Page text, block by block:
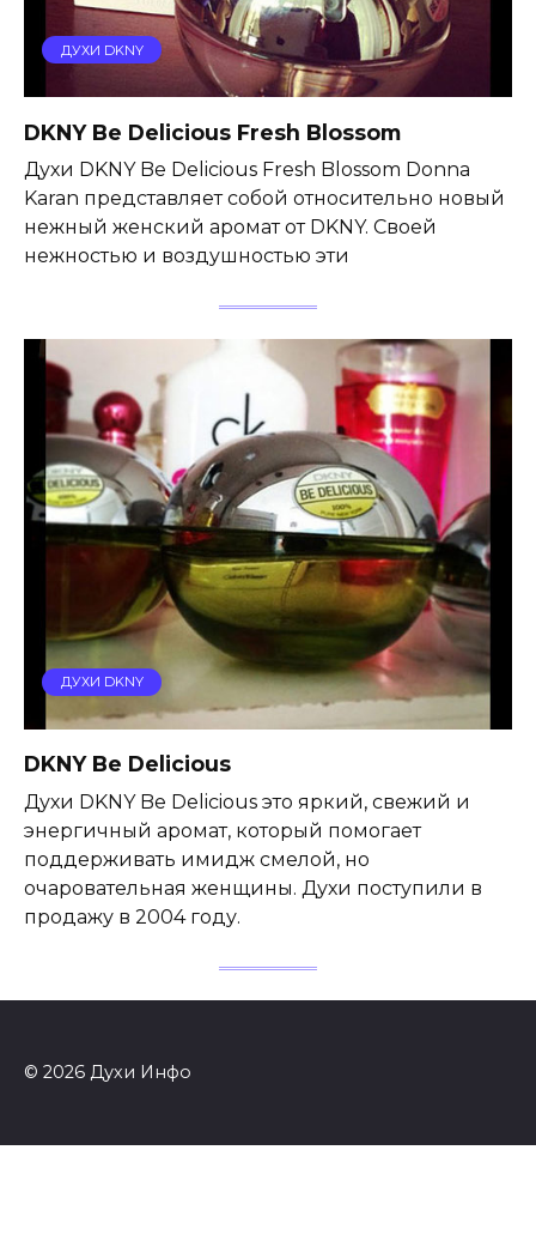
ДУХИ DKNY
DKNY Be Delicious Fresh Blossom
Духи DKNY Be Delicious Fresh Blossom Donna
Karan представляет собой относительно новый
нежный женский аромат от DKNY. Своей
нежностью и воздушностью эти
ДУХИ DKNY
DKNY Be Delicious
Духи DKNY Be Delicious это яркий, свежий и
энергичный аромат, который помогает
поддерживать имидж смелой, но
очаровательная женщины. Духи поступили в
продажу в 2004 году.
© 2026 Духи Инфо